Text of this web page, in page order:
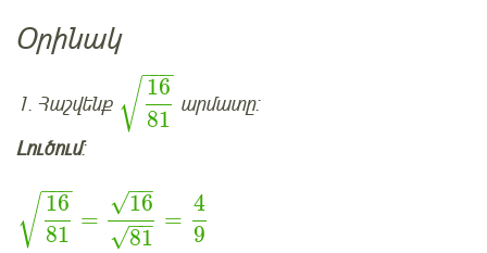
Օրինակ
1. Հաշվենք
16
81
−−
−
√
արմատը:
Լուծում:
16
81
−−
−
√ =
16
−−
√
81
−−
√
=
4
9